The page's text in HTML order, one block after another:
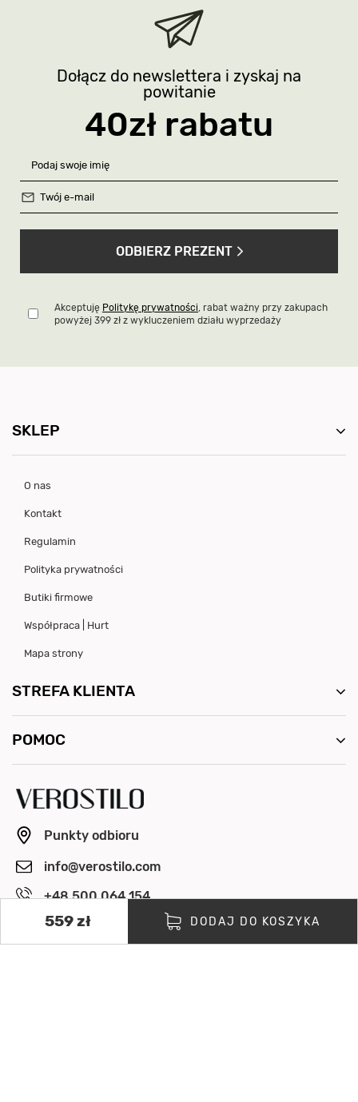
Dołącz do newslettera i zyskaj na
powitanie
40zł rabatu
ODBIERZ PREZENT
Akceptuję Politykę prywatności, rabat ważny przy zakupach
powyżej 399 zł z wykluczeniem działu wyprzedaży
SKLEP
O nas
Kontakt
Regulamin
Polityka prywatności
Butiki firmowe
Współpraca | Hurt
Mapa strony
STREFA KLIENTA
POMOC
Punkty odbioru
info@verostilo.com
+48 500 064 154
Pon. - Pt. 8:00 - 16:00
559 zł DODAJ DO KOSZYKA